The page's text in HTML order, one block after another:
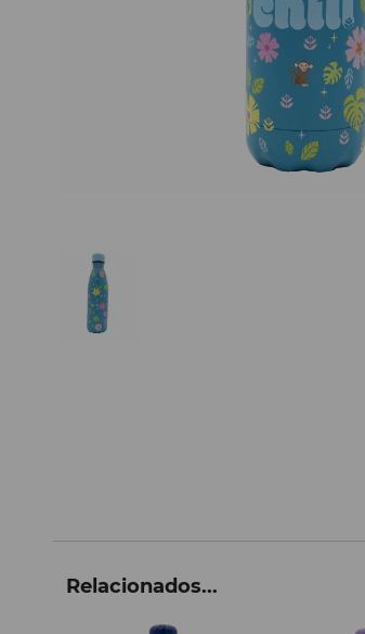
Relacionados...